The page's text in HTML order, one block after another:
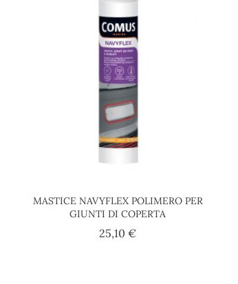
MASTICE NAVYFLEX POLIMERO PER
GIUNTI DI COPERTA
25,10 €Prezzo